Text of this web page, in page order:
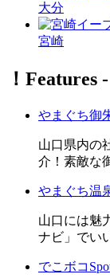
大分
宮崎
！Features
やまぐち御
山口県内の
介！素敵な
やまぐち温
山口には魅
ナビ」でい
でこボコ